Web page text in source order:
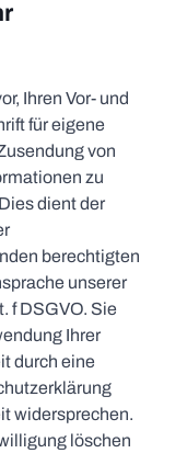
Ihren Vor- und
für eigene
von
zu
dient der
berechtigten
unserer
f DSGVO. Sie
Ihrer
durch eine
widersprechen.
löschen